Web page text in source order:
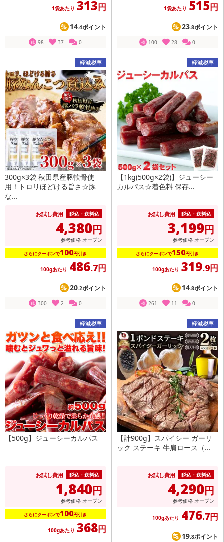
1袋あたり 313円
14.4ポイント
残 98 37 0
1袋あたり 515円
23.8ポイント
残 100 28 0
軽減税率
300g×3袋 秋田県産豚軟骨使
用！トロリほどける旨さ☆豚
な...
お試し費用 税込・送料込
4,380円
参考価格 オープン
さらにクーポンで100円引き
100gあたり 486.7円
20.2ポイント
残 300 2 0
軽減税率
【1kg(500g×2袋)】ジューシー
カルパス☆着色料 保存...
お試し費用 税込・送料込
3,199円
参考価格 オープン
さらにクーポンで150円引き
100gあたり 319.9円
14.8ポイント
残 261 11 0
軽減税率
【500g】ジューシーカルパス
お試し費用 税込・送料込
1,840円
参考価格 オープン
さらにクーポンで100円引き
100gあたり 368円
軽減税率
【計900g】スパイシー ガーリ
ック ステーキ 牛肩ロース（...
お試し費用 税込・送料込
4,290円
参考価格 オープン
100gあたり 476.7円
19.8ポイント